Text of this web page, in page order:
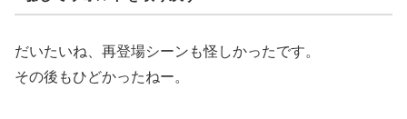
だいたいね、再登場シーンも怪しかったです。
その後もひどかったねー。